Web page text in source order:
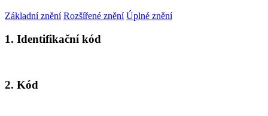
Základní znění Rozšířené znění Úplné znění
1. Identifikační kód
2. Kód